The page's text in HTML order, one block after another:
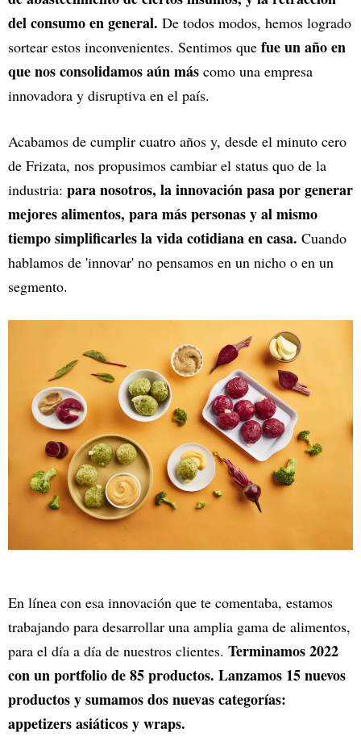
del consumo en general. De todos modos, hemos logrado
sortear estos inconvenientes. Sentimos que fue un año en
que nos consolidamos aún más como una empresa
innovadora y disruptiva en el país.
Acabamos de cumplir cuatro años y, desde el minuto cero
de Frizata, nos propusimos cambiar el status quo de la
industria: para nosotros, la innovación pasa por generar
mejores alimentos, para más personas y al mismo
tiempo simplificarles la vida cotidiana en casa. Cuando
hablamos de 'innovar' no pensamos en un nicho o en un
segmento.
En línea con esa innovación que te comentaba, estamos
trabajando para desarrollar una amplia gama de alimentos,
para el día a día de nuestros clientes. Terminamos 2022
con un portfolio de 85 productos. Lanzamos 15 nuevos
productos y sumamos dos nuevas categorías:
appetizers asiáticos y wraps.